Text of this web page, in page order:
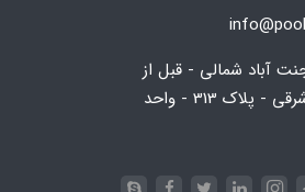
آباد شمالی - قبل از
گلستان شرقی - پلاک 313 - واحد